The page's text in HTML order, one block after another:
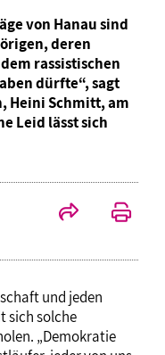
von Hanau sind
deren
rassistischen
dürfte“, sagt
Heini Schmitt, am
Leid lässt sich
und jeden
sich solche
„Demokratie